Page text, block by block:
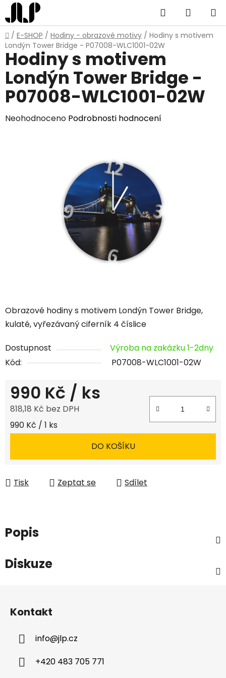
Přejít
na
obsah
Hledat
KOŠÍK
Domů
/ E-SHOP / Hodiny - obrazové motivy / Hodiny s motivem
Londýn Tower Bridge - P07008-WLC1001-02W
Obrazové hodiny s motivem Londýn Tower Bridge,
kulaté, vyřezávaný ciferník 4 číslice
Dostupnost
Výroba na zakázku 1-2dny
Kód:
P07008-WLC1001-02W
990 Kč / ks
818,18 Kč bez DPH
Měrná cena:
990 Kč / 1 ks
DO KOŠÍKU
Tisk Zeptat se Sdílet
Hodiny s motivem
Londýn Tower Bridge -
P07008-WLC1001-02W
Průměrné
Neohodnoceno Podrobnosti hodnocení
Popis
Diskuze
Kontakt
info@jlp.cz
+420 483 705 771